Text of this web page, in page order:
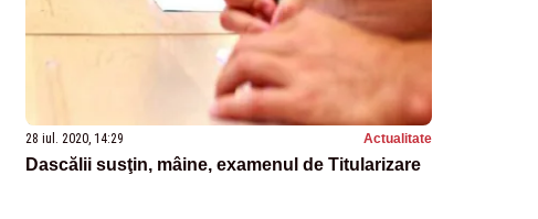
28 iul. 2020, 14:29 Actualitate
Dascălii susţin, mâine, examenul de Titularizare